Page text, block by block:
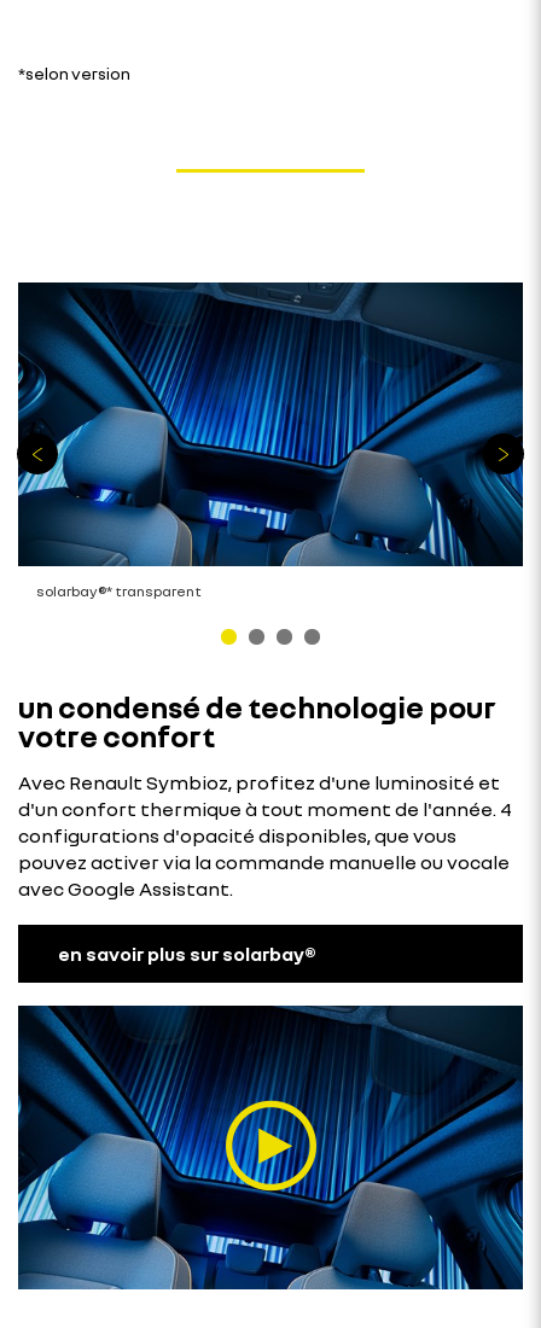
*selon version
solarbay®* transparent
un condensé de technologie pour
votre confort
Avec Renault Symbioz, profitez d'une luminosité et
d'un confort thermique à tout moment de l'année. 4
configurations d'opacité disponibles, que vous
pouvez activer via la commande manuelle ou vocale
avec Google Assistant.
en savoir plus sur solarbay®